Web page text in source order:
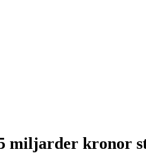
miljarder kronor